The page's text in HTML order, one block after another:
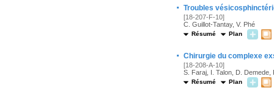
· Troubles
[18-207-F-10]
C. Guillot-Tantay, V. Phé
Résumé Plan
· Chirurgie du complexe
[18-208-A-10]
S. Faraj, I. Talon, D. Demede,
Résumé Plan